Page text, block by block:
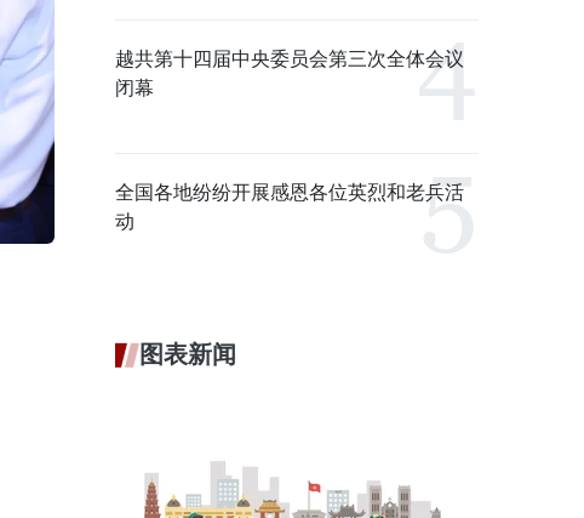
越共第十四届中央委员会第三次全体会议
闭幕
全国各地纷纷开展感恩各位英烈和老兵活
动
图表新闻